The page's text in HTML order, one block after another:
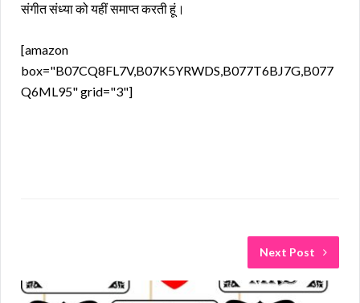
संगीत संध्या को यहीं समाप्त करती हूं।
[amazon
box="B07CQ8FL7V,B07K5YRWDS,B077T6BJ7G,B077
Q6ML95" grid="3"]
Next Post